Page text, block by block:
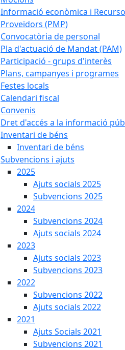
Informació econòmica i
Proveïdors (PMP)
Convocatòria de personal
Pla d'actuació de Mandat (PAM)
Participació - grups d'interès
Plans, campanyes i programes
Festes locals
Calendari fiscal
Convenis
Dret d'accés a la informació
Inventari de béns
Inventari de béns
Subvencions i ajuts
2025
Ajuts socials 2025
Subvencions 2025
2024
Subvencions 2024
Ajuts socials 2024
2023
Ajuts socials 2023
Subvencions 2023
2022
Subvencions 2022
Ajuts socials 2022
2021
Ajuts Socials 2021
Subvencions 2021